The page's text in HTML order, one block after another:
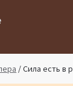
/ Сила есть в